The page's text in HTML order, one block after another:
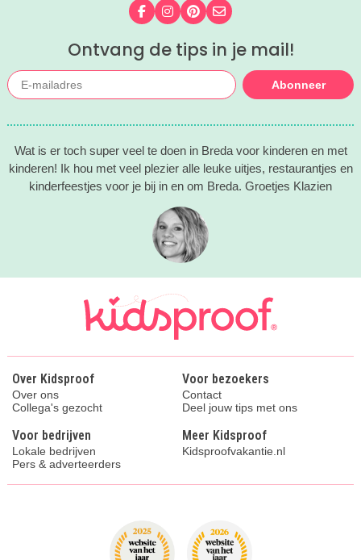
Volg ons op Facebook
Volg ons op Instagram
Volg ons op Pinterest
Mail ons
Ontvang de tips in je mail!
Abonneer
Wat is er toch super veel te doen in Breda voor kinderen en met
kinderen! Ik hou met veel plezier alle leuke uitjes, restaurantjes en
kinderfeestjes voor je bij in en om Breda. Groetjes Klazien
Over Kidsproof
Over ons
Collega's gezocht
Voor bezoekers
Contact
Deel jouw tips met ons
Voor bedrijven
Lokale bedrijven
Pers & adverteerders
Meer Kidsproof
Kidsproofvakantie.nl